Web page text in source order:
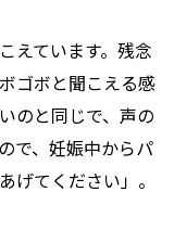
えています。残念
ゴボと聞こえる感
のと同じで、声の
で、妊娠中からパ
げてください」。